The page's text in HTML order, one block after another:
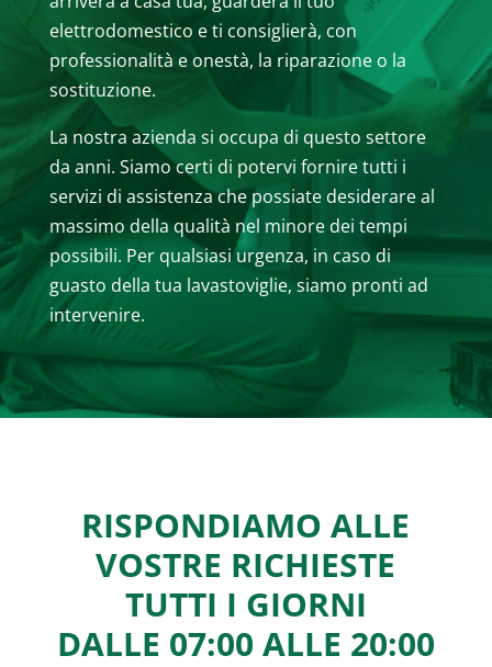
elettrodomestico e ti consiglierà, con
professionalità e onestà, la riparazione o la
sostituzione.
La nostra azienda si occupa di questo settore
da anni. Siamo certi di potervi fornire tutti i
servizi di assistenza che possiate desiderare al
massimo della qualità nel minore dei tempi
possibili. Per qualsiasi urgenza, in caso di
guasto della tua lavastoviglie, siamo pronti ad
intervenire.
RISPONDIAMO ALLE
VOSTRE RICHIESTE
TUTTI I GIORNI
DALLE 07:00 ALLE 20:00